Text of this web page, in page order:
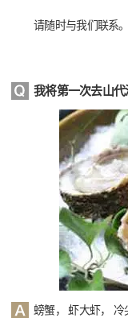
请随时与我们联系。
我将第一次去山代
螃蟹， 虾大虾， 冷